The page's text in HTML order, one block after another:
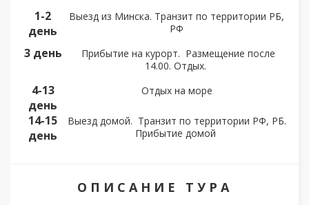
1-2
день
Выезд из Минска. Транзит по территории РБ,
РФ
3 день
Прибытие на курорт. Размещение после
14.00. Отдых.
4-13
день
Отдых на море
14-15
день
Выезд домой. Транзит по территории РФ, РБ.
Прибытие домой
ОПИСАНИЕ ТУРА